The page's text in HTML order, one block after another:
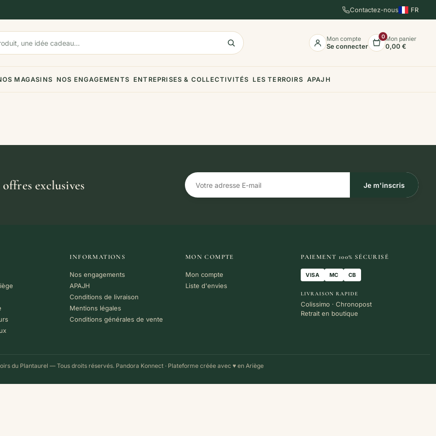
Contactez-nous
FR
EN
Mon compte
Se connecter
0Mon panier
0,00 €
MAGASINS NOS ENGAGEMENTS ENTREPRISES & COLLECTIVITÉS LES TERROIRS APAJH
exclusives Je m'inscris
INFORMATIONS
Nos engagements
APAJH
Conditions de livraison
Mentions légales
Conditions générales de vente
MON COMPTE
Mon compte
Liste d'envies
PAIEMENT 100% SÉCURISÉ
VISA MC CB
LIVRAISON RAPIDE
Colissimo · Chronopost
Retrait en boutique
du Plantaurel — Tous droits réservés. Pandora Konnect· Plateforme créée avec ♥ en Ariège